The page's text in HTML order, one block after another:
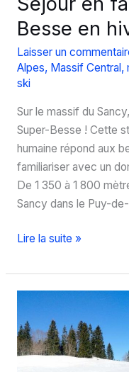
Besse en
Laisser un
Alpes, Massif Central ,
ski
Sur le massif du
Super-Besse ! Cette
humaine répond aux
familiariser avec un
De 1 350 à 1 800
Sancy dans le Puy-
Séjour
famille
à
Besse
en
Lire la suite »